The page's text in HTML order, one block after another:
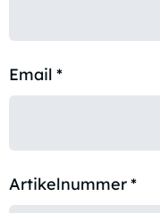
Email *
Artikelnummer*